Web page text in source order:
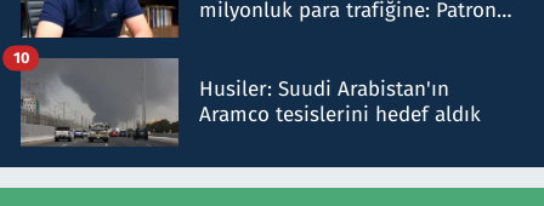
milyonluk para trafiğine: Patron
Husiler: Suudi Arabistan'ın
Aramco tesislerini hedef aldık
10